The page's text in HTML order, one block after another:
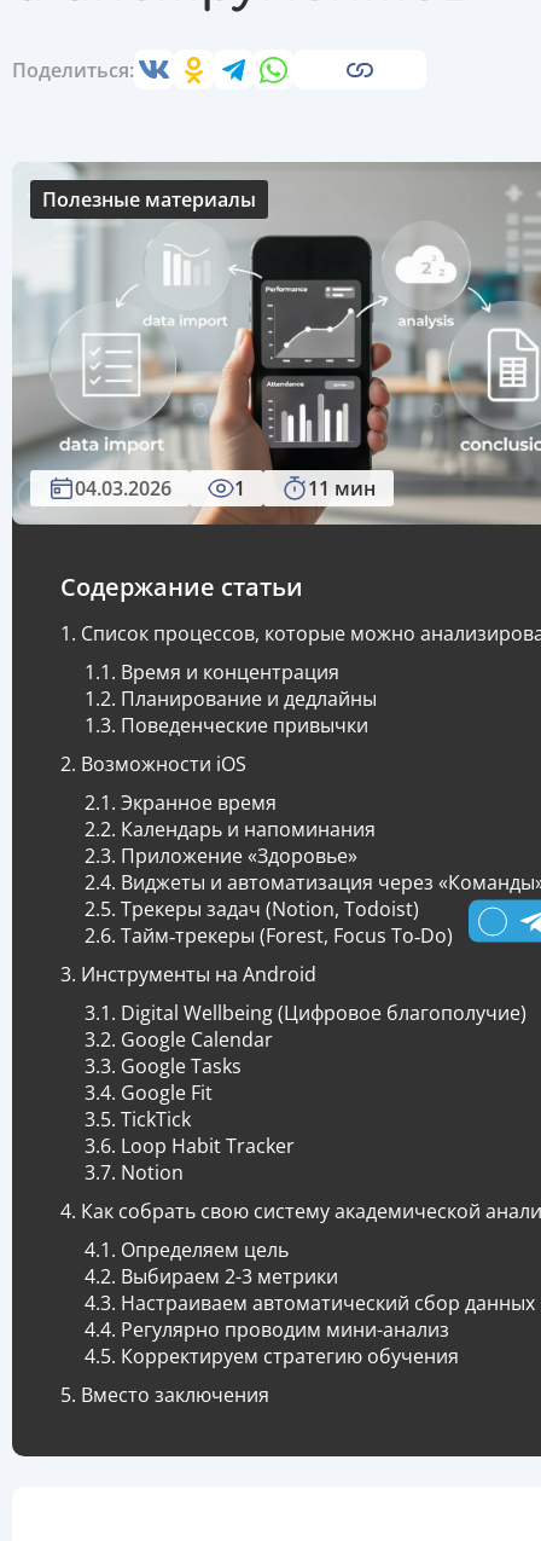
Поделиться:
Полезные материалы
04.03.2026 1 11 мин
Содержание статьи
Список процессов, которые можно
Время и концентрация
Планирование и дедлайны
Поведенческие привычки
Возможности iOS
Экранное время
Календарь и напоминания
Приложение «Здоровье»
Виджеты и автоматизация через
Трекеры задач (Notion, Todoist)
Тайм‑трекеры (Forest, Focus To‑Do)
Инструменты на Android
Digital Wellbeing (Цифровое благополучие)
Google Calendar
Google Tasks
Google Fit
TickTick
Loop Habit Tracker
Notion
Как собрать свою систему академической
Определяем цель
Выбираем 2-3 метрики
Настраиваем автоматический сбор данных
Регулярно проводим мини-анализ
Корректируем стратегию обучения
Вместо заключения